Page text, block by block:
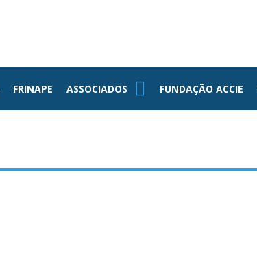
FRINAPE ASSOCIADOS FUNDAÇÃO ACCIE